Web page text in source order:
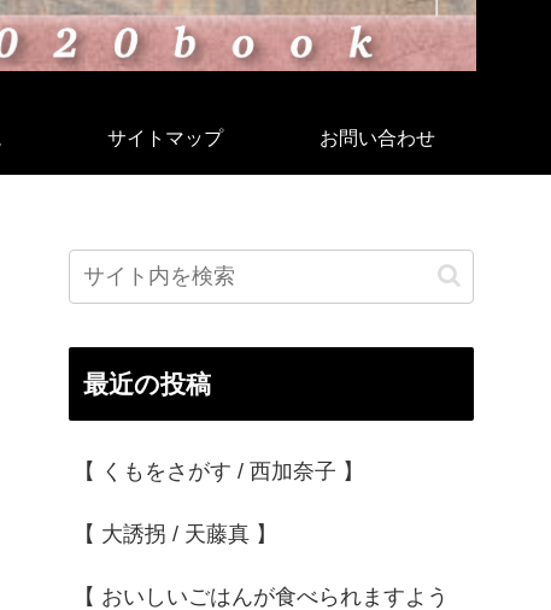
サイトマップ お問い合わせ
最近の投稿
【 くもをさがす / 西加奈子 】
【 大誘拐 / 天藤真 】
【 おいしいごはんが食べられますよう